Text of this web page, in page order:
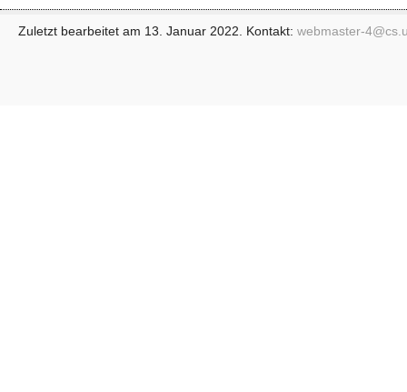
Zuletzt bearbeitet am 13. Januar 2022. Kontakt: webmaster-4@